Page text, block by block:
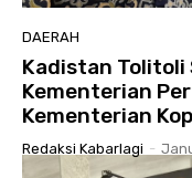
DAERAH
Kadistan Tolitoli
Kementerian
Kementerian
Redaksi Kabarlagi -